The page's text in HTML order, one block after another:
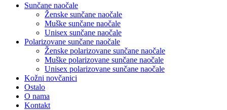
Sunčane naočale
Ženske sunčane naočale
Muške sunčane naočale
Unisex sunčane naočale
Polarizovane sunčane naočale
Ženske polarizovane sunčane naočale
Muške polarizovane sunčane naočale
Unisex polarizovane sunčane naočale
Kožni novčanici
Ostalo
O nama
Kontakt